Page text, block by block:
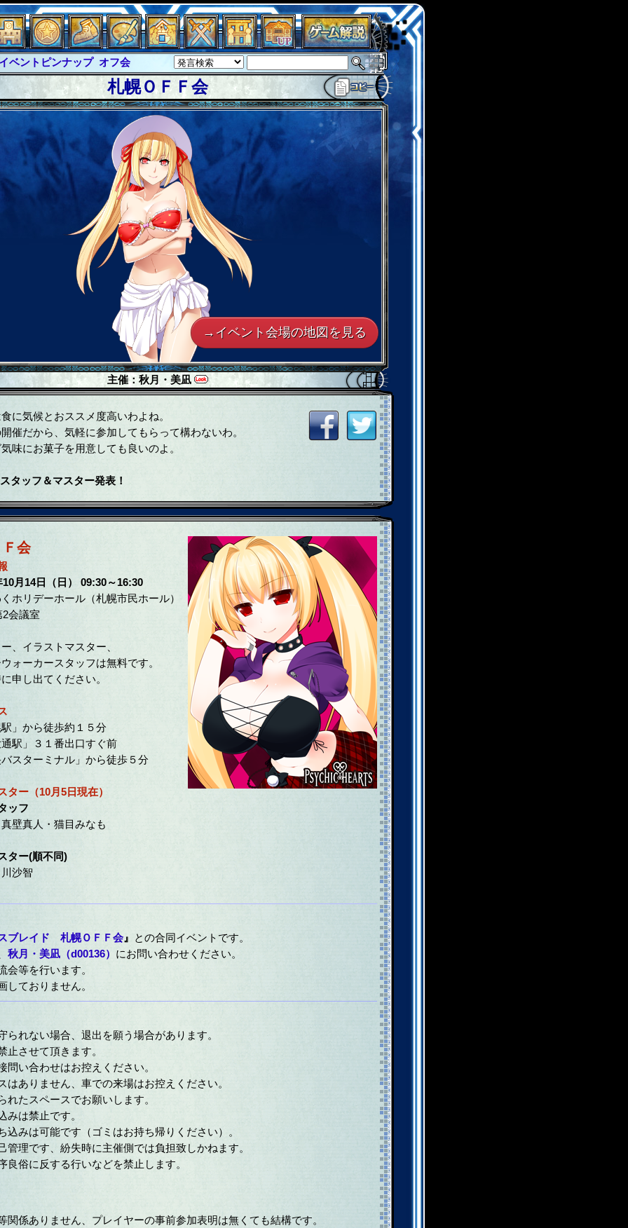
ベントピンナップ オフ会
ラシャ・ラボラス
ジャスティス サイキックハーツ
ーツ大戦
シュラウド
ソロモン
アブソーバー
札幌ＯＦＦ会
→イベント会場の地図を見る
主催： 秋月・美凪
気候とおススメ度高いわよね。
だから、気軽に参加してもらって構わないわ。
にお菓子を用意しても良いのよ。
タッフ＆マスター発表！
会
10月14日（日） 09:30～16:30
ホリデーホール（札幌市民ホール）
議室
ラストマスター、
カースタッフは無料です。
出てください。
」から徒歩約１５分
駅」３１番出口すぐ前
スターミナル」から徒歩５分
ター（10月5日現在）
ッフ
壁真人・猫目みなも
ター(順不同)
沙智
ブレイド 札幌ＯＦＦ会 』 との合同イベントです。
秋月・美凪（d00136） にお問い合わせください。
会等を行います。
しておりません。
られない場合、退出を願う場合があります。
止させて頂きます。
問い合わせはお控えください。
はありません、車での来場はお控えください。
れたスペースでお願いします。
みは禁止です。
込みは可能です（ゴミはお持ち帰りください）。
管理です、紛失時に主催側では負担致しかねます。
良俗に反する行いなどを禁止します。
関係ありません、プレイヤーの事前参加表明は無くても結構です。